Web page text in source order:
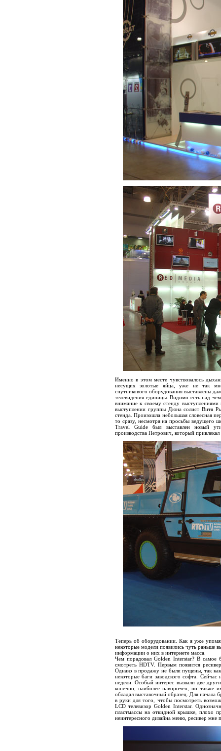
Именно в этом месте чувствовалось
несущих золотые яйца, уже не так
спутникового оборудования выставлены
телевидения единицы. Видимо есть над
внимание к своему стенду
выступлении группы Дюна солист Витя
стенда. Произошла небольшая словесная
то сразу, несмотря на просьбы ведущего
Travel Guide был выставлен новый
производства Петрович, который
Теперь об оборудовании. Как я уже
некоторые модели появились чуть раньше
информации о них в интернете масса.
Чем порадовал Golden Interstar? В самое
смотреть HDTV. Первым появится
Однако в продажу не были пущены, так
некоторые баги заводского софта.
недели. Особый интерес вызвали две
конечно, наиболее наворочен, но также
обладал выставочный образец. Для начала
в руки для того, чтобы посмотреть
LCD телевизор Golden Interstar.
пластмассы на откидной крышке, плохо
неинтересного дизайна меню, ресивер мне